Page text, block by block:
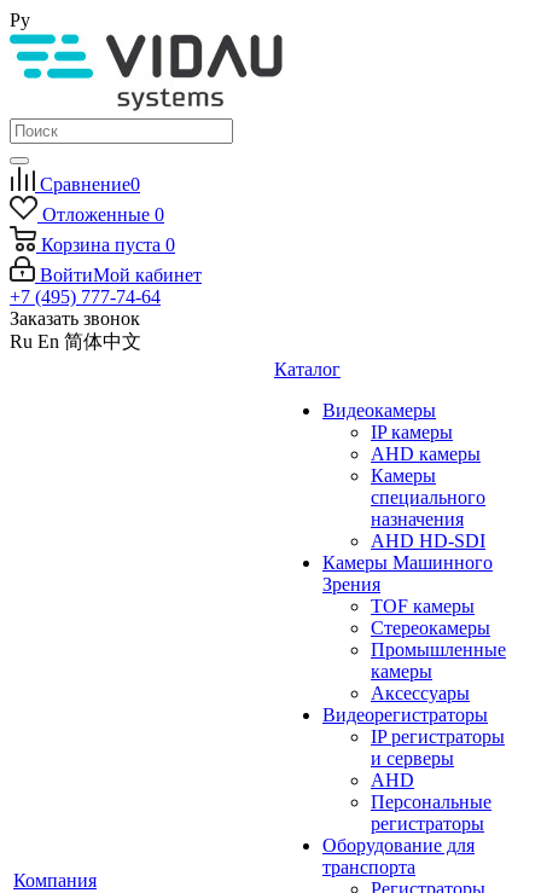
Ру
Сравнение0
Отложенные 0
Корзина пуста 0
ВойтиМой кабинет
+7 (495) 777-74-64
Заказать звонок
Ru En 简体中文
Компания
Каталог
Видеокамеры
IP камеры
AHD камеры
Камеры
специального
назначения
AHD HD-SDI
Камеры Машинного
Зрения
TOF камеры
Стереокамеры
Промышленные
камеры
Аксессуары
Видеорегистраторы
IP регистраторы
и серверы
AHD
Персональные
регистраторы
Оборудование для
транспорта
Регистраторы